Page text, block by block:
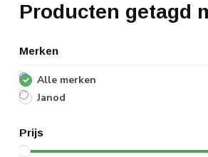
Producten getagd
Merken
Alle merken
Janod
Prijs